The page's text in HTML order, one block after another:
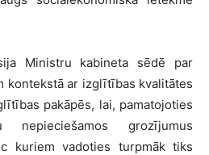
Ministru kabineta sēdē par
kontekstā ar izglītības kvalitātes
pakāpēs, lai, pamatojoties
grozījumus
kuriem vadoties turpmāk tiks